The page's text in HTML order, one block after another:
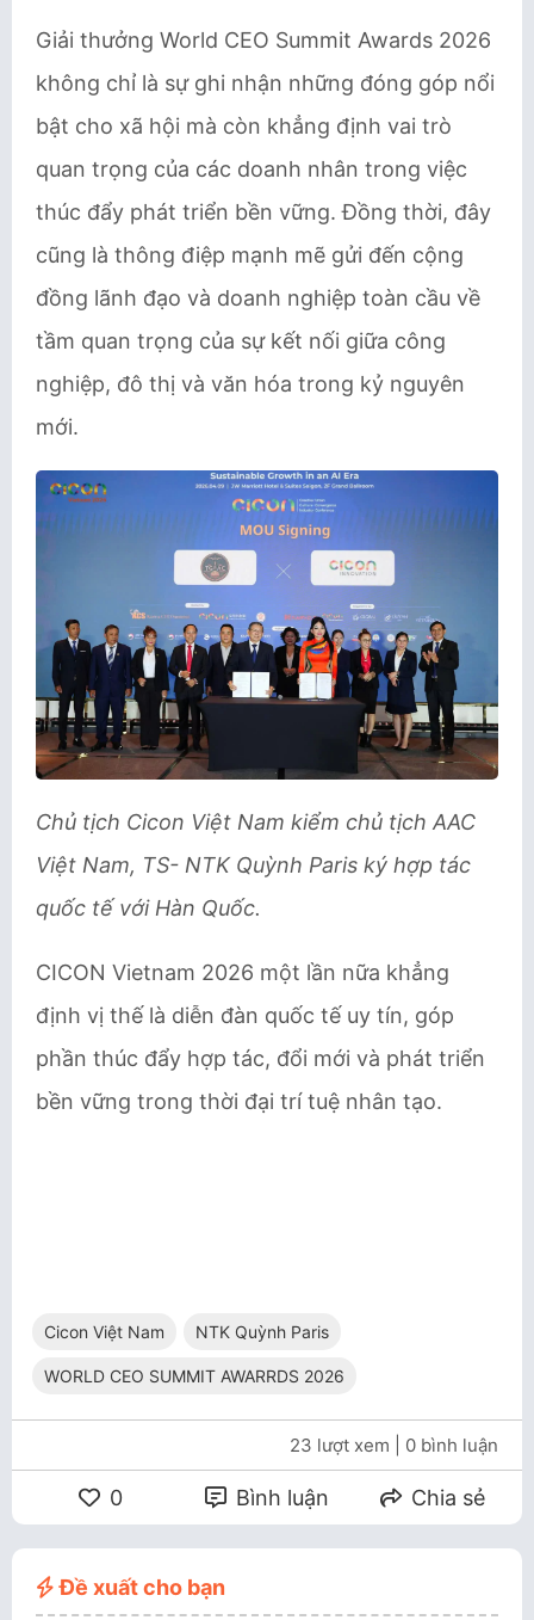
Giải thưởng World CEO Summit Awards 2026
không chỉ là sự ghi nhận những đóng góp nổi
bật cho xã hội mà còn khẳng định vai trò
quan trọng của các doanh nhân trong việc
thúc đẩy phát triển bền vững. Đồng thời, đây
cũng là thông điệp mạnh mẽ gửi đến cộng
đồng lãnh đạo và doanh nghiệp toàn cầu về
tầm quan trọng của sự kết nối giữa công
nghiệp, đô thị và văn hóa trong kỷ nguyên
mới.
Chủ tịch Cicon Việt Nam kiểm chủ tịch AAC
Việt Nam, TS- NTK Quỳnh Paris ký hợp tác
quốc tế với Hàn Quốc.
CICON Vietnam 2026 một lần nữa khẳng
định vị thế là diễn đàn quốc tế uy tín, góp
phần thúc đẩy hợp tác, đổi mới và phát triển
bền vững trong thời đại trí tuệ nhân tạo.
Cicon Việt Nam NTK Quỳnh Paris
WORLD CEO SUMMIT AWARRDS 2026
23 lượt xem | 0 bình luận
0 Bình luận Chia sẻ
Đề xuất cho bạn